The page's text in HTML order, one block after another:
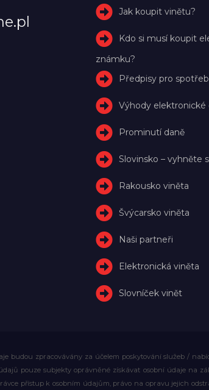
Jak koupit vinětu?
Kdo si musí koupit
známku?
Předpisy pro
Výhody elektronické
Prominutí daně
Slovinsko – vyhněte
Rakousko viněta
Švýcarsko viněta
Naši partneři
Elektronická viněta
Slovníček vinět
budou zpracovávány za účelem poskytování služeb /
pouze subjekty oprávněné získávat osobní údaje na
přístup k osobním údajům, právo na opravu jejich